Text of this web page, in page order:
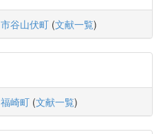
市谷山伏町 (文献一覧)
福崎町 (文献一覧)